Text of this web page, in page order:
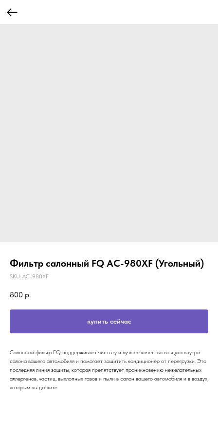
Фильтр салонный FQ AC-980XF (Угольный)
SKU: AC-980XF
800 р.
купить сейчас
Салонный фильтр FQ поддерживает чистоту и лучшее качество воздуха внутри
салона вашего автомобиля и помогает защитить кондиционер от перегрузки. Это
последняя линия защиты, которая препятствует проникновению нежелательных
аллергенов, частиц, выхлопных газов и пыли в салон вашего автомобиля и в воздух,
которым вы дышите.